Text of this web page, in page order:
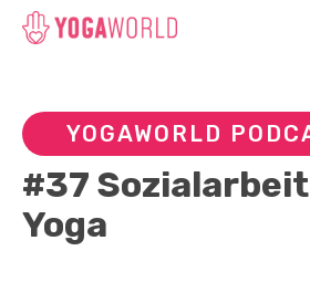
YOGAWORLD
#37
Yoga